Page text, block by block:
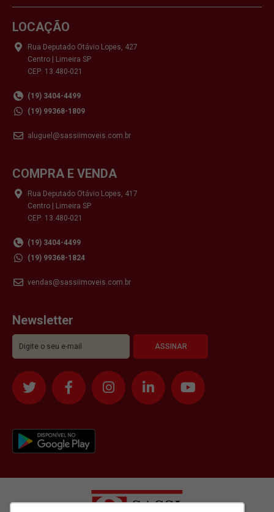
LOCAÇÃO
Rua Deputado Otávio Lopes, 427
Centro | Limeira SP
CEP: 13.480-021
(19) 3404-4499
(19) 99368-1809
aluguel@sassiimoveis.com.br
COMPRA E VENDA
Rua Deputado Otávio Lopes, 417
Centro | Limeira SP
CEP: 13.480-021
(19) 3404-4499
(19) 99368-1824
vendas@sassiimoveis.com.br
Newsletter